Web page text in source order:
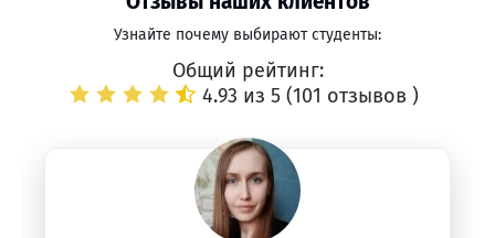
Узнайте почему выбирают студенты:
Общий рейтинг:
4.93 из 5 (101 отзывов )